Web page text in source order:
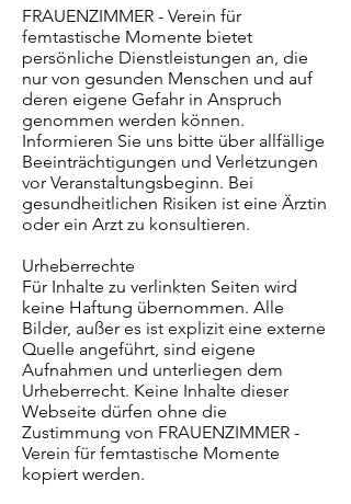
FRAUENZIMMER - Verein für
femtastische Momente bietet
persönliche Dienstleistungen an, die
nur von gesunden Menschen und auf
deren eigene Gefahr in Anspruch
genommen werden können.
Informieren Sie uns bitte über allfällige
Beeinträchtigungen und Verletzungen
vor Veranstaltungsbeginn. Bei
gesundheitlichen Risiken ist eine Ärztin
oder ein Arzt zu konsultieren.
Urheberrechte
Für Inhalte zu verlinkten Seiten wird
keine Haftung übernommen. Alle
Bilder, außer es ist explizit eine externe
Quelle angeführt, sind eigene
Aufnahmen und unterliegen dem
Urheberrecht. Keine Inhalte dieser
Webseite dürfen ohne die
Zustimmung von FRAUENZIMMER -
Verein für femtastische Momente
kopiert werden.